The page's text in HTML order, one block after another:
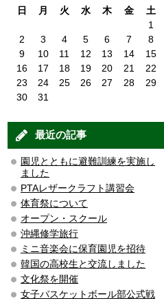
日
月 火 水 木 金
土
1
2
3 4 5 6 7
8
9
10 11 12 13 14
15
16
17 18 19 20 21
22
23
24 25 26 27 28
29
30
31
最近の記事
園児とともに避難訓練を実施し
ました
PTAレザークラフト講習会
体育祭について
オープン・スクール
沖縄修学旅行
ミニ音楽会に保育園児を招待
韓国の高校生と交流しました
文化祭を開催
女子バスケットボール部公式戦